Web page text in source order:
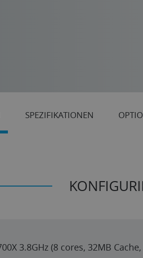
SPEZIFIKATIONEN
AMD Ryzen 7 9700X 3.8GHz (8